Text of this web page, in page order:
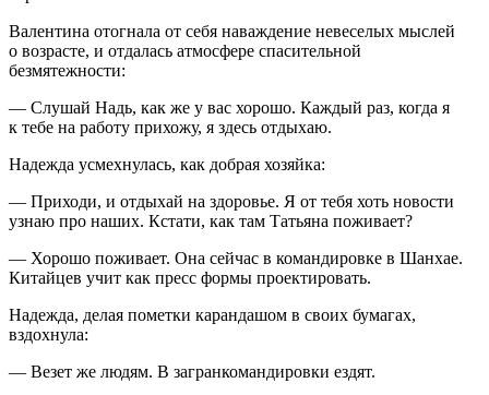
Валентина отогнала от себя наваждение невеселых мыслей
о возрасте, и отдалась атмосфере спасительной
безмятежности:
— Слушай Надь, как же у вас хорошо. Каждый раз, когда я
к тебе на работу прихожу, я здесь отдыхаю.
Надежда усмехнулась, как добрая хозяйка:
— Приходи, и отдыхай на здоровье. Я от тебя хоть новости
узнаю про наших. Кстати, как там Татьяна поживает?
— Хорошо поживает. Она сейчас в командировке в Шанхае.
Китайцев учит как пресс формы проектировать.
Надежда, делая пометки карандашом в своих бумагах,
вздохнула:
— Везет же людям. В загранкомандировки ездят.